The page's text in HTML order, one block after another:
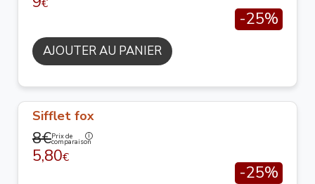
€
-25%
AJOUTER AU PANIER
Sifflet fox
8€Prix de
comparaison
5,80€
-25%